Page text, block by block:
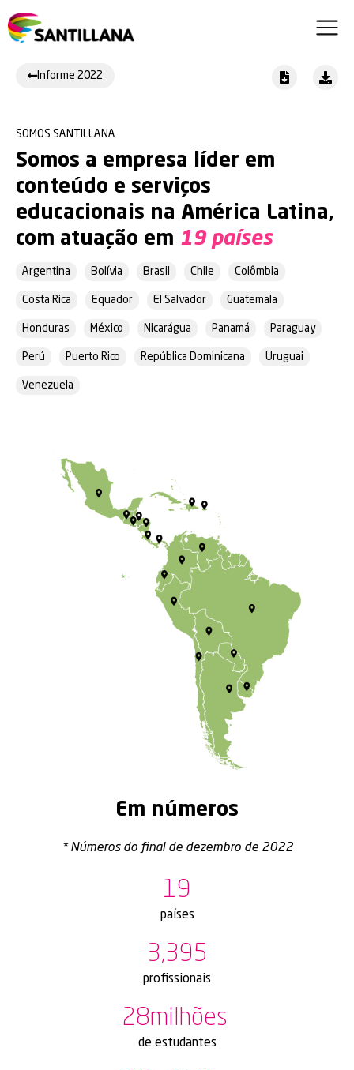
Informe 2022
SOMOS SANTILLANA
Somos a empresa líder em
conteúdo e serviços
educacionais na América Latina,
com atuação em 19 países
Argentina Bolívia Brasil Chile Colômbia
Costa Rica Equador El Salvador Guatemala
Honduras México Nicarágua Panamá Paraguay
Perú Puerto Rico República Dominicana Uruguai
Venezuela
Em números
* Números do final de dezembro de 2022
países
19
profissionais
3,395
de estudantes
28milhões